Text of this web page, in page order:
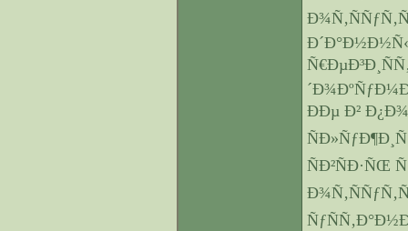
ÐÐµ Ð²
ÑÐ²ÑÐ·ÑŒ